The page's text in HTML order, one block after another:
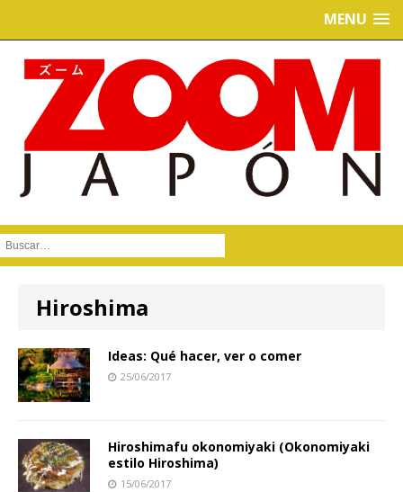
MENU
Buscar :
Hiroshima
Ideas: Qué hacer, ver o comer
25/06/2017
Hiroshimafu okonomiyaki (Okonomiyaki
estilo Hiroshima)
15/06/2017